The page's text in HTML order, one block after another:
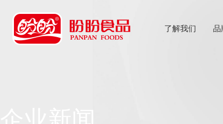
了解我们 品